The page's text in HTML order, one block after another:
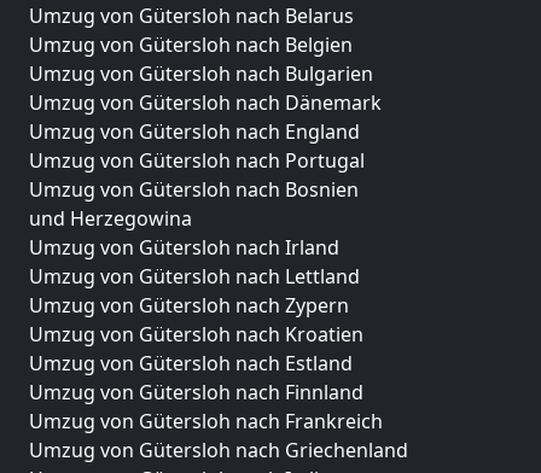
Umzug von Gütersloh nach Belarus
Umzug von Gütersloh nach Belgien
Umzug von Gütersloh nach Bulgarien
Umzug von Gütersloh nach Dänemark
Umzug von Gütersloh nach England
Umzug von Gütersloh nach Portugal
Umzug von Gütersloh nach Bosnien
und Herzegowina
Umzug von Gütersloh nach Irland
Umzug von Gütersloh nach Lettland
Umzug von Gütersloh nach Zypern
Umzug von Gütersloh nach Kroatien
Umzug von Gütersloh nach Estland
Umzug von Gütersloh nach Finnland
Umzug von Gütersloh nach Frankreich
Umzug von Gütersloh nach Griechenland